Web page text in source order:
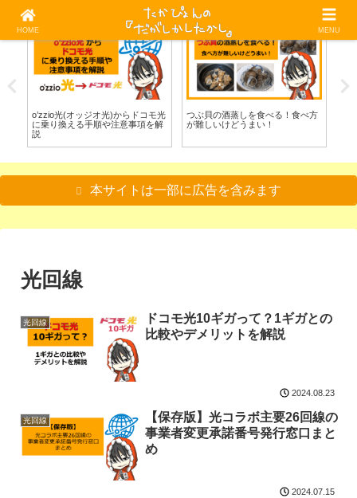
光回線
o’zzio光(オッジオ光)からドコモ光
に乗り換える手順や注意事項を解
説
料理/食べる
つぶ貝の酒蒸しを食べる！食べ方
が難しいけどうまい！
本サイトは一部に広告を含みます
光回線
光回線
ドコモ光10ギガって？1ギガとの
比較やデメリットを解説
2024.08.23
光回線
【保存版】光コラボ主要26回線の
事業者変更承諾番号発行窓口まと
め
2024.07.15
HOME MENU